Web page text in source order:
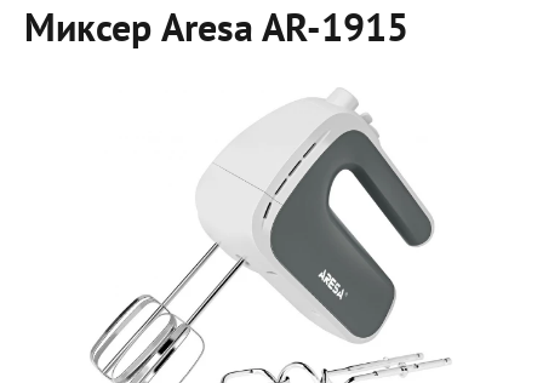
Миксер Aresa AR-1915